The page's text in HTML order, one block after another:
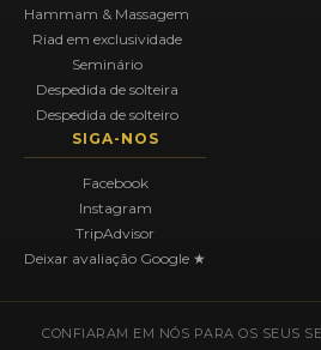
Hammam & Massagem
Riad em exclusividade
Seminário
Despedida de solteira
Despedida de solteiro
SIGA-NOS
Facebook
Instagram
TripAdvisor
Deixar avaliação Google ★
CONFIARAM EM NÓS PARA OS SEUS